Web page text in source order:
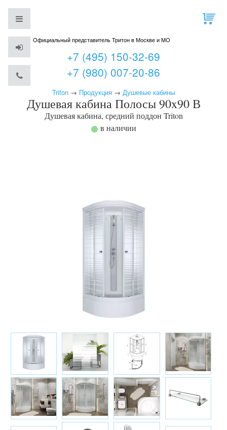
Официальный представитель Тритон в Москве и МО
+7 (495) 150-32-69
+7 (980) 007-20-86
Triton → Продукция → Душевые кабины
Душевая кабина Полосы 90x90 В
Душевая кабина, средний поддон Triton
в наличии